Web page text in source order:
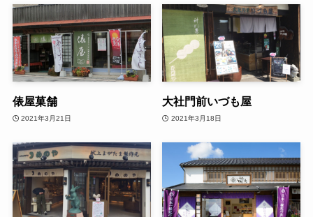
俵屋菓舗
2021年3月21日
大社門前いづも屋
2021年3月18日